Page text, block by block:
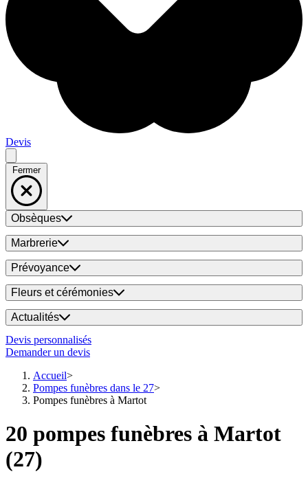
Devis
Fermer
Obsèques
Marbrerie
Prévoyance
Fleurs et cérémonies
Actualités
Devis personnalisés
Demander un devis
Accueil
Pompes funèbres dans le 27
Pompes funèbres à Martot
20 pompes funèbres à Martot
(27)